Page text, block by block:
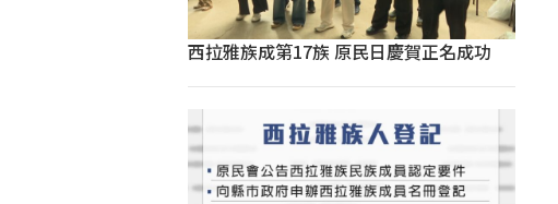
西拉雅族成第17族 原民日慶賀正名成功